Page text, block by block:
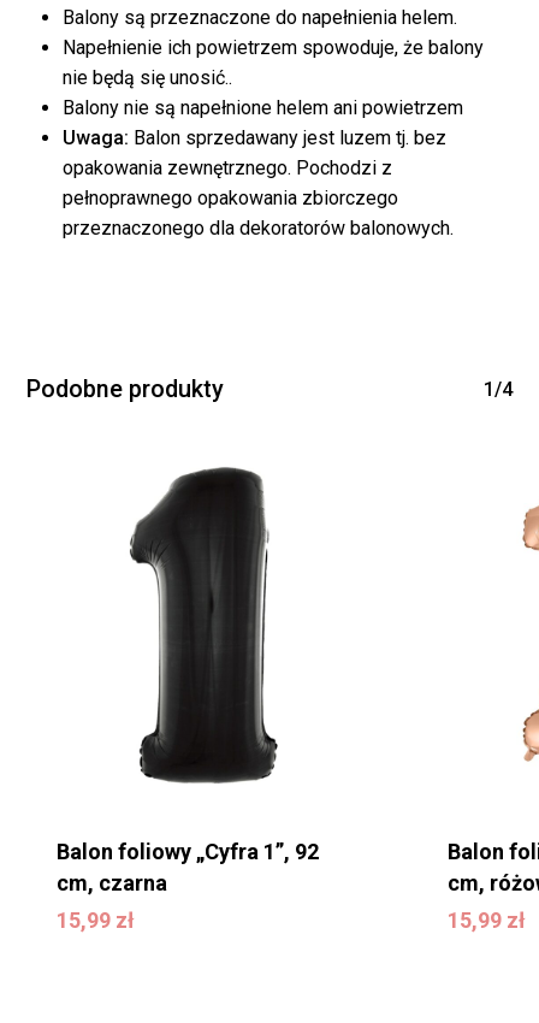
Brak produktów w
Balony są przeznaczone do napełnienia helem.
Napełnienie ich powietrzem spowoduje, że balony
nie będą się unosić..
Balony nie są napełnione helem ani powietrzem
Uwaga: Balon sprzedawany jest luzem tj. bez
opakowania zewnętrznego. Pochodzi z
pełnoprawnego opakowania zbiorczego
przeznaczonego dla dekoratorów balonowych.
Podobne produkty 1/4
Balon foliowy „Cyfra 1”, 92
cm, czarna
15,99 zł
15,99zł
Balon
cm,
15,99 zł
15,99zł